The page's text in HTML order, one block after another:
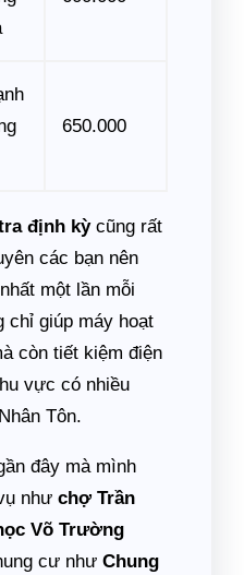
650.000
định kỳcũng rất
các bạn nên
một lần mỗi
chỉ giúp máy hoạt
còn tiết kiệm điện
vực có nhiều
Tôn.
đây mà mình
như chợ Trần
Võ Trường
cư như Chung